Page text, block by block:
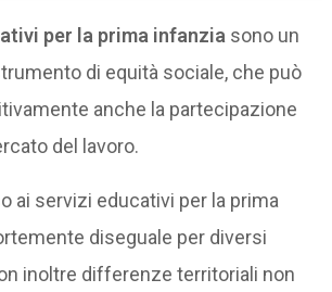
per la prima infanzia sono un
di equità sociale, che può
anche la partecipazione
del lavoro.
ai servizi educativi per la prima
diseguale per diversi
inoltre differenze territoriali non